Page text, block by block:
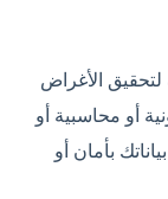
الأغراض
أو محاسبية أو
بأمان أو